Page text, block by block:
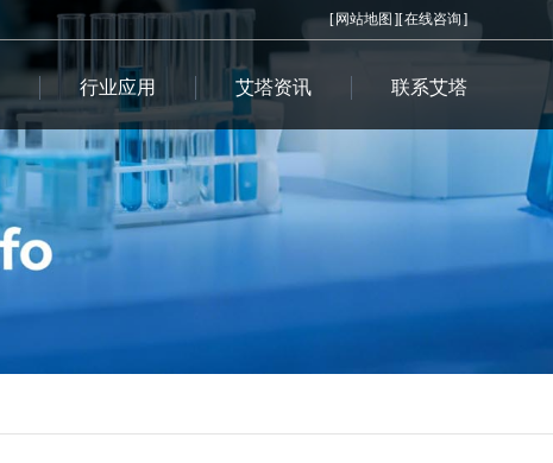
[网站地图 ][在线咨询]
行业应用 艾塔资讯 联系艾塔